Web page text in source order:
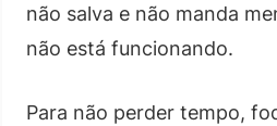
não salva e não manda
não está funcionando.
Para não perder tempo,